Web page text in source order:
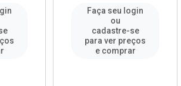
Faça seu login
ou
cadastre-se
para ver preços
e comprar